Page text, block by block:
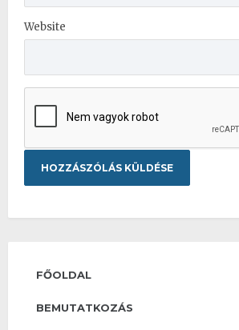
Website
FŐOLDAL
BEMUTATKOZÁS